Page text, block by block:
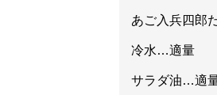
あご入兵四郎
冷水…適量
サラダ油…適